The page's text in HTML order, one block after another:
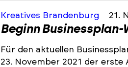
Kreatives Brandenburg 21.
Beginn
Für den aktuellen
23. November 2021 der